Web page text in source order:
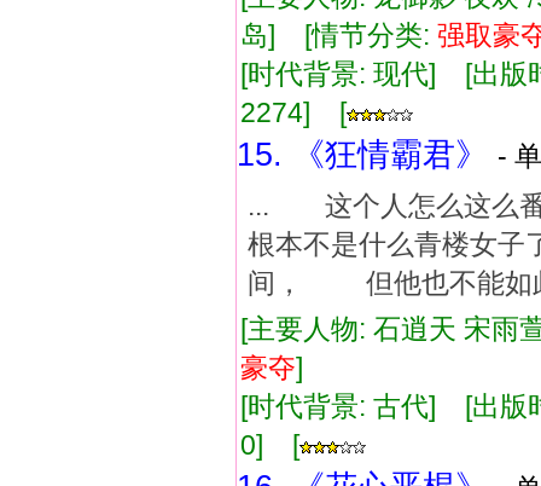
岛] [情节分类: 强取豪
[时代背景: 现代] [出
2274] [
15. 《狂情霸君》
-
... 这个人怎么这么
根本不是什么青楼女
间， 但他也不能如
[主要人物: 石逍天 宋
豪夺]
[时代背景: 古代] [出
0] [